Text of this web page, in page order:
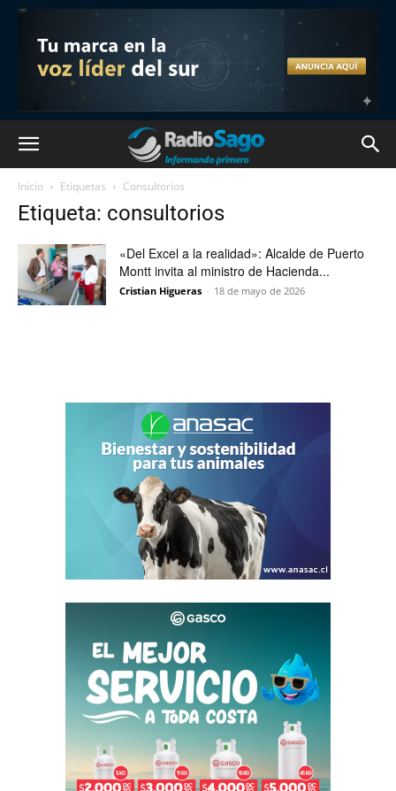
Inicio Etiquetas Consultorios
Etiqueta: consultorios
«Del Excel a la realidad»: Alcalde de Puerto
Montt invita al ministro de Hacienda...
Cristian Higueras - 18 de mayo de 2026